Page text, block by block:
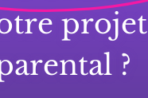
projet
?